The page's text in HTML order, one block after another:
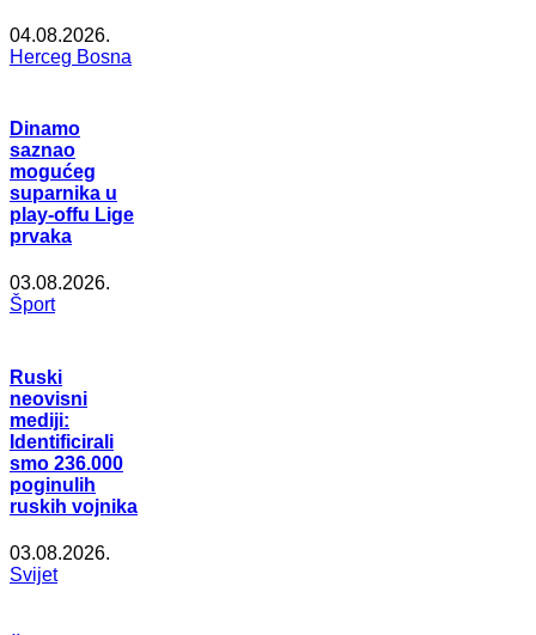
04.08.2026.
Herceg Bosna
Dinamo
saznao
mogućeg
suparnika u
play-offu Lige
prvaka
03.08.2026.
Šport
Ruski
neovisni
mediji:
Identificirali
smo 236.000
poginulih
ruskih vojnika
03.08.2026.
Svijet